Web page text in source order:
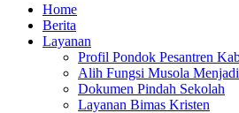
Home
Berita
Layanan
Profil Pondok Pesantren
Alih Fungsi Musola
Dokumen Pindah Sekolah
Layanan Bimas Kristen